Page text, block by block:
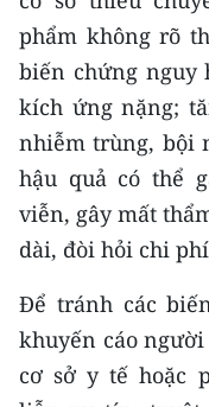
NHÂN DÂN HẰNG
MUA BÁO
ĐỌC BÁO IN
ENGLISH
中文
FRANÇAIS
РУССКИЙ
phẩm không rõ
biến chứng nguy
kích ứng nặng;
nhiễm trùng, bội
hậu quả có thể
viễn, gây mất
dài, đòi hỏi chi
Để tránh các
khuyến cáo
cơ sở y tế hoặc